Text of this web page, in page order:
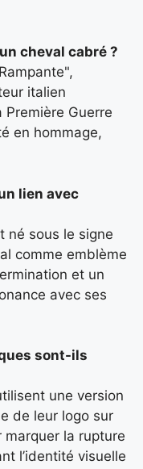
cheval cabré ?
italien
Première Guerre
en hommage,
lien avec
né sous le signe
comme emblème
et un
avec ses
sont-ils
une version
de leur logo sur
la rupture
l’identité visuelle